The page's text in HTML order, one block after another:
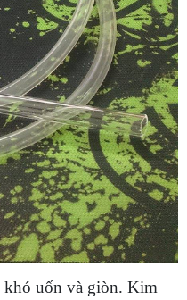
uốn và giòn. Kim